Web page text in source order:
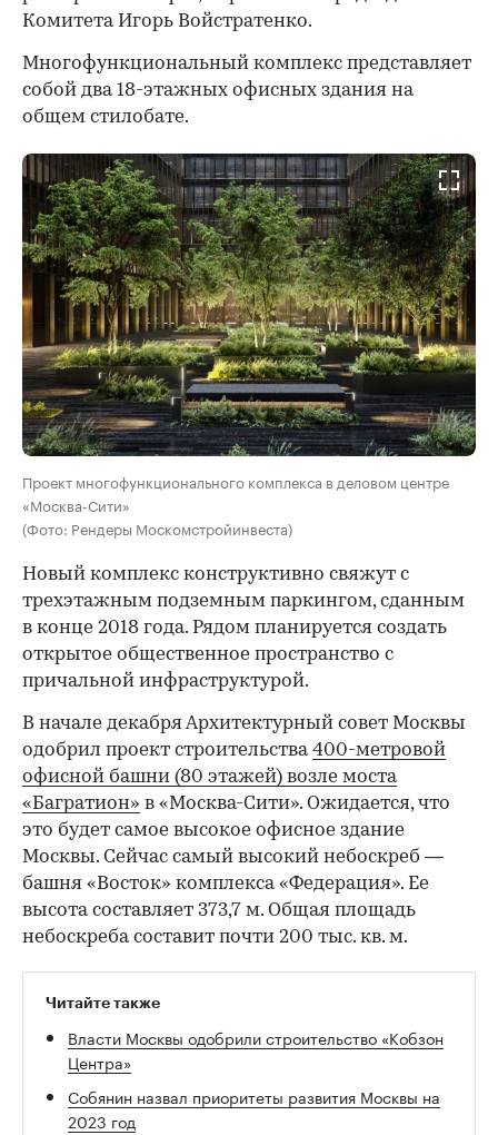
Комитета Игорь Войстратенко.
Многофункциональный комплекс представляет
собой два 18-этажных офисных здания на
общем стилобате.
Проект многофункционального комплекса в деловом центре
«Москва-Сити»
(Фото: Рендеры Москомстройинвеста)
Новый комплекс конструктивно свяжут с
трехэтажным подземным паркингом, сданным
в конце 2018 года. Рядом планируется создать
открытое общественное пространство с
причальной инфраструктурой.
В начале декабря Архитектурный совет Москвы
одобрил проект строительства400-метровой
офисной башни (80 этажей) возле моста
«Багратион» в «Москва-Сити». Ожидается, что
это будет самое высокое офисное здание
Москвы. Сейчас самый высокий небоскреб —
башня «Восток» комплекса «Федерация». Ее
высота составляет 373,7 м. Общая площадь
небоскреба составит почти 200 тыс. кв. м.
Читайте также
Власти Москвы одобрили строительство «Кобзон
Центра»
Собянин назвал приоритеты развития Москвы на
2023 год